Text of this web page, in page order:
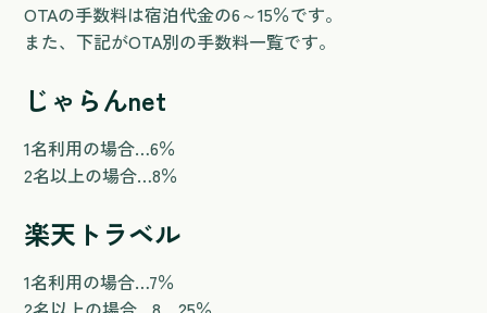
OTAの手数料は宿泊代金の6～15％です。
また、下記がOTA別の手数料一覧です。
じゃらんnet
1名利用の場合…6％
2名以上の場合…8％
楽天トラベル
1名利用の場合…7％